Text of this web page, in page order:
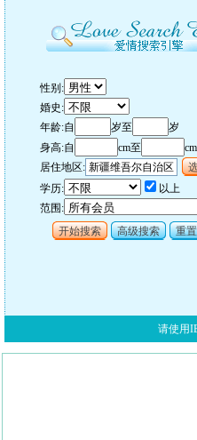
性别:
婚史:
年龄:自
岁至
岁
身高:自
cm至
cm
居住地区: 新疆维吾尔自治区
学历:
以上
范围:
开始搜索
高级搜索 重
请使用